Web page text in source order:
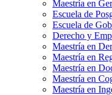
Maestría en
Escuela de
Escuela de
Derecho y
Maestría en
Maestría en
Maestría en
Maestría en
Maestría en